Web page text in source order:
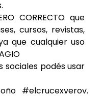
CORRECTO que
cursos, revistas,
que cualquier uso
sociales podés usar
#elcrucexverov.